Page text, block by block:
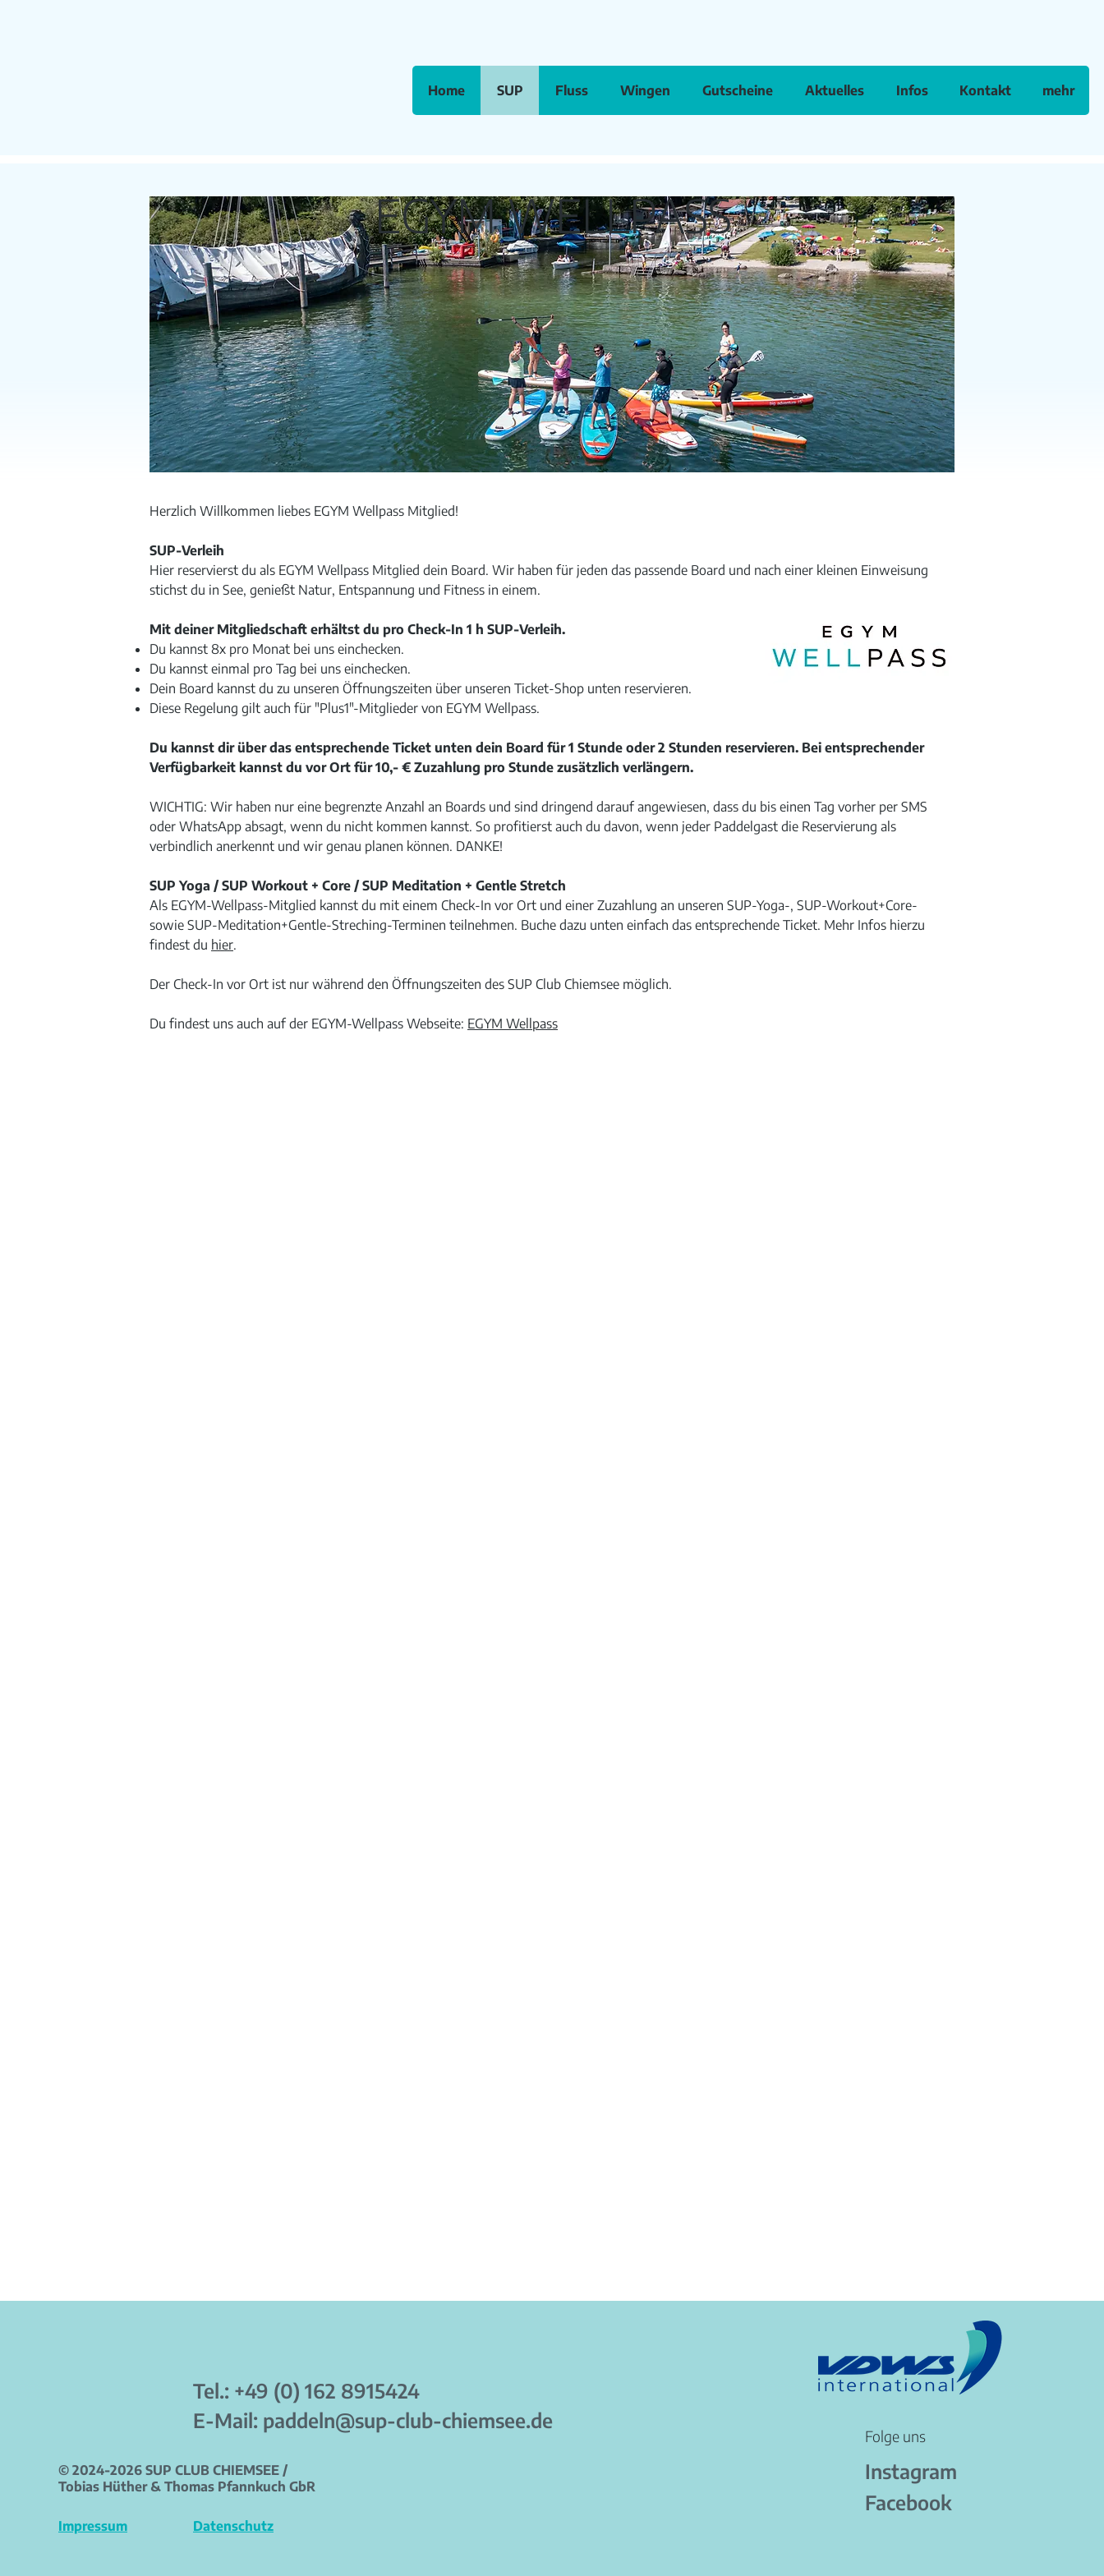
Home SUP Fluss Wingen Gutscheine Aktuelles Infos Kontakt mehr
EGYM WELLPASS
Herzlich Willkommen liebes EGYM Wellpass Mitglied!
SUP-Verleih
Hier reservierst du als EGYM Wellpass Mitglied dein Board. Wir haben für jeden das passende Board und nach einer kleinen Einweisung
stichst du in See, genießt Natur, Entspannung und Fitness in einem.
Mit deiner Mitgliedschaft erhältst du pro Check-In 1 h SUP-Verleih.
Du kannst 8x pro Monat bei uns einchecken.
​Du kannst einmal pro Tag bei uns einchecken.
Dein Board kannst du zu unseren Öffnungszeiten über unseren Ticket-Shop unten reservieren.
Diese Regelung gilt auch für "Plus1"-Mitglieder von EGYM Wellpass.
Du kannst dir über das entsprechende Ticket unten dein Board für 1 Stunde oder 2 Stunden reservieren. Bei entsprechender
Verfügbarkeit kannst du vor Ort für 10,- € Zuzahlung pro Stunde zusätzlich verlängern.
WICHTIG: Wir haben nur eine begrenzte Anzahl an Boards und sind dringend darauf angewiesen, dass du bis einen Tag vorher per SMS
oder WhatsApp absagt, wenn du nicht kommen kannst. So profitierst auch du davon, wenn jeder Paddelgast die Reservierung als
verbindlich anerkennt und wir genau planen können. DANKE!
SUP Yoga / SUP Workout + Core / SUP Meditation + Gentle Stretch
Als EGYM-Wellpass-Mitglied kannst du mit einem Check-In vor Ort und einer Zuzahlung an unseren SUP-Yoga-, SUP-Workout+Core-
sowie SUP-Meditation+Gentle-Streching-Terminen teilnehmen. Buche dazu unten einfach das entsprechende Ticket. Mehr Infos hierzu
findest du hier.
Der Check-In vor Ort ist nur während den Öffnungszeiten des SUP Club Chiemsee möglich.
Du findest uns auch auf der EGYM-Wellpass Webseite: EGYM Wellpass
Tel.: +49 (0) 162 8915424
E-Mail: paddeln@sup-club-chiemsee.de
© 2024-2026 SUP CLUB CHIEMSEE /
Tobias Hüther & Thomas Pfannkuch GbR
Impressum Datenschutz
Folge uns
Instagram
Facebook